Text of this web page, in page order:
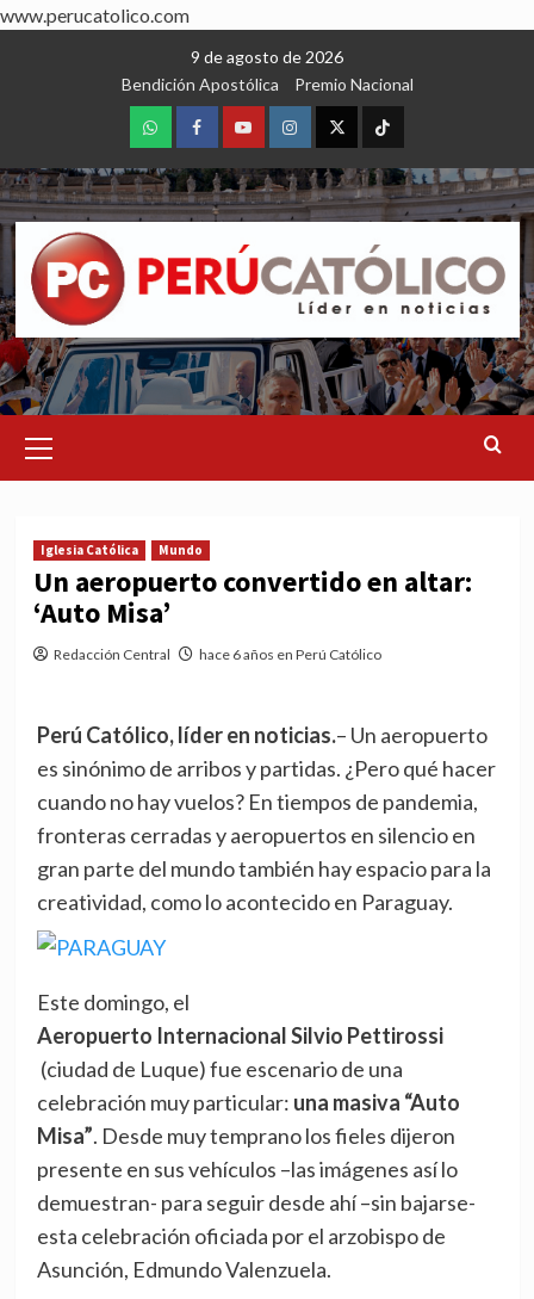
www.perucatolico.com
9 de agosto de 2026
Bendición Apostólica
Premio Nacional
WhatsAppFacebookYoutubeInstagram
X TikTok
Menu
Iglesia Católica Mundo
Un aeropuerto convertido en altar:
‘Auto Misa’
Redacción Central hace 6 años en Perú Católico
Perú Católico, líder en noticias.– Un aeropuerto
es sinónimo de arribos y partidas. ¿Pero qué hacer
cuando no hay vuelos? En tiempos de pandemia,
fronteras cerradas y aeropuertos en silencio en
gran parte del mundo también hay espacio para la
creatividad, como lo acontecido en Paraguay.
Este domingo, el
Aeropuerto Internacional Silvio Pettirossi
(ciudad de Luque) fue escenario de una
celebración muy particular: una masiva “Auto
Misa”. Desde muy temprano los fieles dijeron
presente en sus vehículos –las imágenes así lo
demuestran- para seguir desde ahí –sin bajarse-
esta celebración oficiada por el arzobispo de
Asunción, Edmundo Valenzuela.